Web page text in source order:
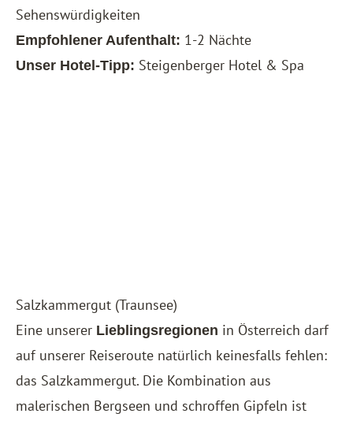
Sehenswürdigkeiten
Empfohlener Aufenthalt: 1-2 Nächte
Unser Hotel-Tipp: Steigenberger Hotel & Spa
Salzkammergut (Traunsee)
Eine unserer Lieblingsregionen in Österreich darf
auf unserer Reiseroute natürlich keinesfalls fehlen:
das Salzkammergut. Die Kombination aus
malerischen Bergseen und schroffen Gipfeln ist